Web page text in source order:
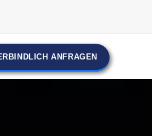
ANFRAGEN